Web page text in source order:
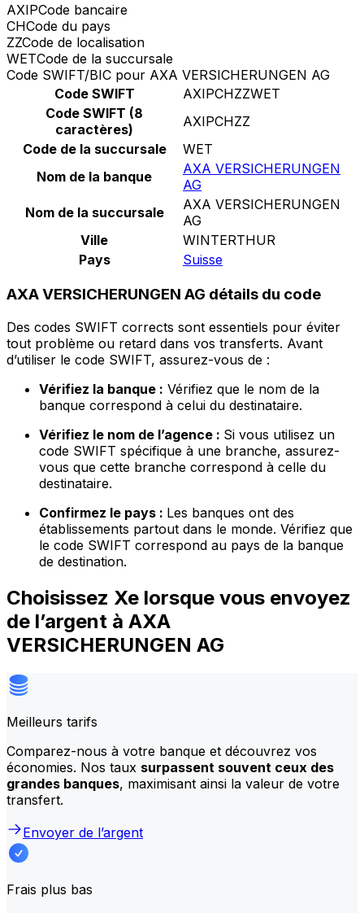
AXIPCode bancaire
CHCode du pays
ZZCode de localisation
WETCode de la succursale
Code SWIFT/BIC pour AXA VERSICHERUNGEN AG
Code SWIFT
AXIPCHZZWET
Code SWIFT (8
caractères)
AXIPCHZZ
Code de la succursale
WET
Nom de la banque
AXA VERSICHERUNGEN
AG
Nom de la succursale
AXA VERSICHERUNGEN
AG
Ville
WINTERTHUR
Pays
Suisse
AXA VERSICHERUNGEN AG détails du code
Des codes SWIFT corrects sont essentiels pour éviter
tout problème ou retard dans vos transferts. Avant
d’utiliser le code SWIFT, assurez-vous de :
Vérifiez la banque : Vérifiez que le nom de la
banque correspond à celui du destinataire.
Vérifiez le nom de l’agence : Si vous utilisez un
code SWIFT spécifique à une branche, assurez-
vous que cette branche correspond à celle du
destinataire.
Confirmez le pays : Les banques ont des
établissements partout dans le monde. Vérifiez que
le code SWIFT correspond au pays de la banque
de destination.
Choisissez Xe lorsque vous envoyez
de l’argent à AXA
VERSICHERUNGEN AG
Meilleurs tarifs
Comparez-nous à votre banque et découvrez vos
économies. Nos taux surpassent souvent ceux des
grandes banques, maximisant ainsi la valeur de votre
transfert.
Envoyer de l’argent
Frais plus bas